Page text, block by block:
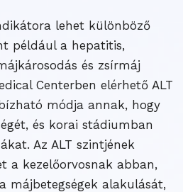
lehet különböző
például a hepatitis,
és zsírmáj
Centerben elérhető ALT
módja annak, hogy
és korai stádiumban
Az ALT szintjének
a kezelőorvosnak abban,
májbetegségek alakulását,